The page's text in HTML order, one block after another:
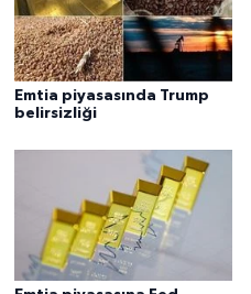
Emtia piyasasında Trump
belirsizliği